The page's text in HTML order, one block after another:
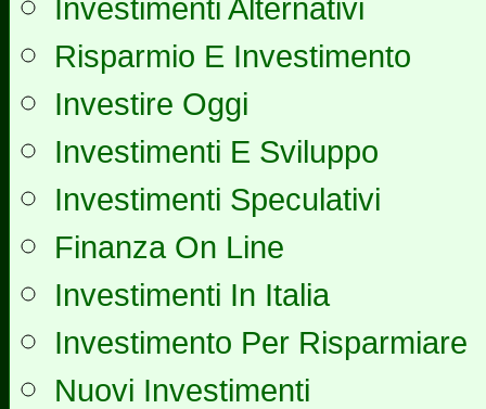
Investimenti Alternativi
Risparmio E Investimento
Investire Oggi
Investimenti E Sviluppo
Investimenti Speculativi
Finanza On Line
Investimenti In Italia
Investimento Per Risparmiare
Nuovi Investimenti